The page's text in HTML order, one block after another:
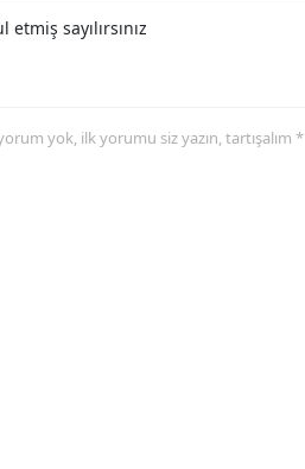
sayılırsınız
yok, ilk yorumu siz yazın, tartışalım *